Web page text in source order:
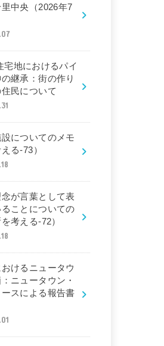
中央（2026年7
宅地におけるパイ
継承：街の作り
民について
についてのメモ
る-73）
が言葉として表
ことについての
考える-72）
けるニュータウ
ニュータウン・
スによる報告書